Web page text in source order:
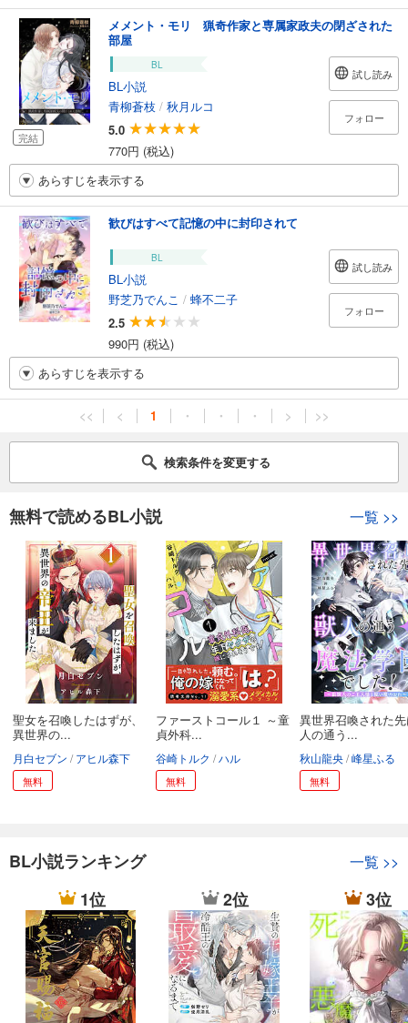
完結
メメント・モリ 猟奇作家と専属家政夫の閉ざされた
部屋
BL
BL小説
青柳蒼枝 / 秋月ルコ
5.0
770円 (税込)
試し読み
フォロー
あらすじを表示する
歓びはすべて記憶の中に封印されて
BL
BL小説
野芝乃でんこ / 蜂不二子
2.5
990円 (税込)
試し読み
フォロー
あらすじを表示する
<< < 1 ・ ・ ・ > >>
検索条件を変更する
無料で読めるBL小説 一覧 >>
聖女を召喚したはずが、
異世界の...
月白セブン アヒル森下
無料
ファーストコール１ ～童
貞外科...
谷崎トルク ハル
無料
異世界召喚された
人の通う...
秋山龍央 峰星ふる
無料
BL小説ランキング 一覧 >>
1位 2位 3位